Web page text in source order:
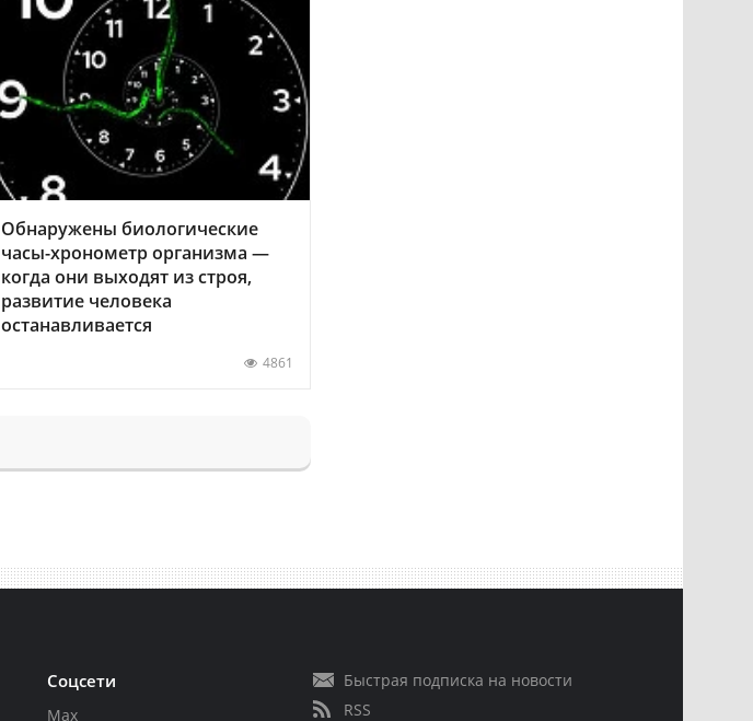
Обнаружены биологические
часы-хронометр организма —
когда они выходят из строя,
развитие человека
останавливается
4861
Соцсети
Max
Быстрая подписка на новости
RSS